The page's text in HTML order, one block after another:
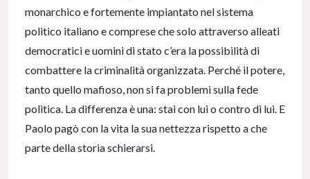
monarchico e fortemente impiantato nel sistema
politico italiano e comprese che solo attraverso alleati
democratici e uomini di stato c’era la possibilità di
combattere la criminalità organizzata. Perché il potere,
tanto quello mafioso, non si fa problemi sulla fede
politica. La differenza è una: stai con lui o contro di lui. E
Paolo pagò con la vita la sua nettezza rispetto a che
parte della storia schierarsi.